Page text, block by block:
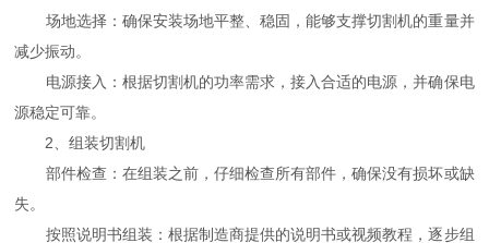
场地选择：确保安装场地平整、稳固，能够支撑切割机的重量并
减少振动。
电源接入：根据切割机的功率需求，接入合适的电源，并确保电
源稳定可靠。
2、组装切割机
部件检查：在组装之前，仔细检查所有部件，确保没有损坏或缺
失。
按照说明书组装：根据制造商提供的说明书或视频教程，逐步组